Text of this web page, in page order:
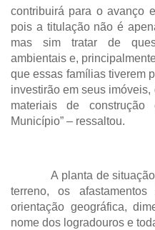
contribuirá para o avanço
pois a titulação não é
mas sim tratar de
ambientais e,
que essas famílias tiverem
investirão em seus
materiais de
Município” – ressaltou.
A planta de situação
terreno, os
orientação geográfica,
nome dos logradouros e